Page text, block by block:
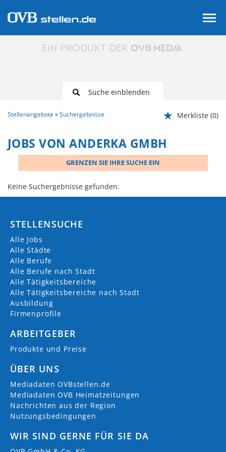
Suche einblenden
Stellenangebote Suchergebnisse Merkliste (0)
JOBS VON ANDERKA GMBH
GRENZEN SIE IHRE SUCHE EIN
Keine Suchergebnisse gefunden.
STELLENSUCHE
Alle Jobs
Alle Städte
Alle Berufe
Alle Berufe nach Stadt
Alle Tätigkeitsbereiche
Alle Tätigkeitsbereiche nach Stadt
Ausbildung
Firmenprofile
ARBEITGEBER
Produkte und Preise
ÜBER UNS
Mediadaten OVBstellen.de
Mediadaten OVB Heimatzeitungen
Nachrichten aus der Region
Nutzungsbedingungen
WIR SIND GERNE FÜR SIE DA